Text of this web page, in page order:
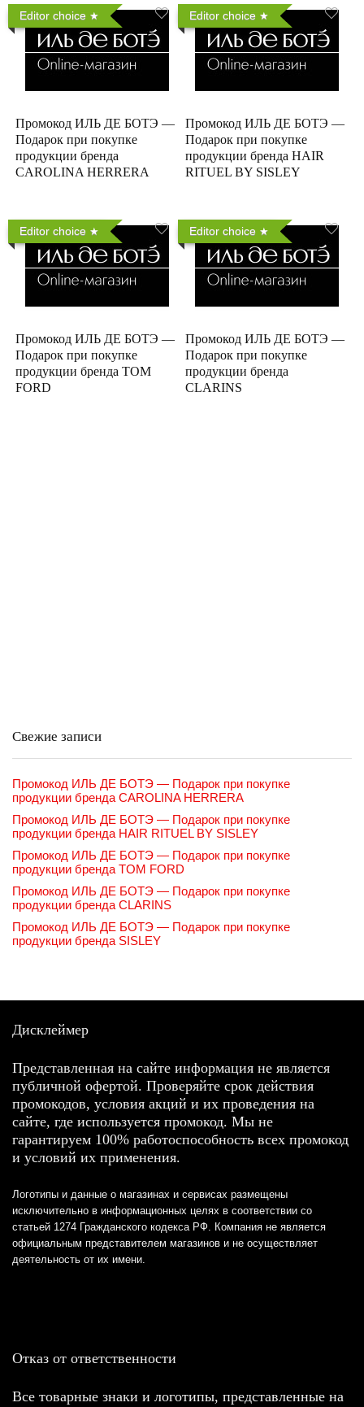
Editor choice
Промокод ИЛЬ ДЕ БОТЭ —
Подарок при покупке
продукции бренда
CAROLINA HERRERA
Editor choice
Промокод ИЛЬ ДЕ БОТЭ —
Подарок при покупке
продукции бренда HAIR
RITUEL BY SISLEY
Editor choice
Промокод ИЛЬ ДЕ БОТЭ —
Подарок при покупке
продукции бренда TOM
FORD
Editor choice
Промокод ИЛЬ ДЕ БОТЭ —
Подарок при покупке
продукции бренда
CLARINS
Свежие записи
Промокод ИЛЬ ДЕ БОТЭ — Подарок при покупке
продукции бренда CAROLINA HERRERA
Промокод ИЛЬ ДЕ БОТЭ — Подарок при покупке
продукции бренда HAIR RITUEL BY SISLEY
Промокод ИЛЬ ДЕ БОТЭ — Подарок при покупке
продукции бренда TOM FORD
Промокод ИЛЬ ДЕ БОТЭ — Подарок при покупке
продукции бренда CLARINS
Промокод ИЛЬ ДЕ БОТЭ — Подарок при покупке
продукции бренда SISLEY
Дисклеймер
Представленная на сайте информация не является
публичной офертой. Проверяйте срок действия
промокодов, условия акций и их проведения на
сайте, где используется промокод. Мы не
гарантируем 100% работоспособность всех промокод
и условий их применения.
Логотипы и данные о магазинах и сервисах размещены
исключительно в информационных целях в соответствии со
статьей 1274 Гражданского кодекса РФ. Компания не является
официальным представителем магазинов и не осуществляет
деятельность от их имени.
Отказ от ответственности
Все товарные знаки и логотипы, представленные на